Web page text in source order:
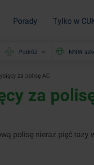
Porady Tylko w
Podróż NNW
za polisę AC
za
polisę nieraz pięć